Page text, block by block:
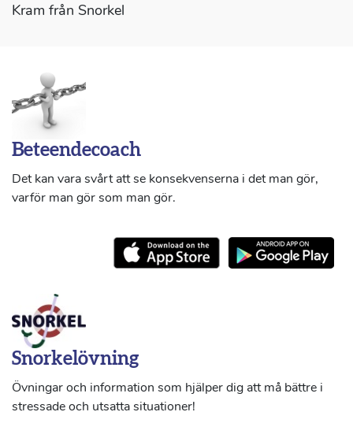
Kram från Snorkel
Beteendecoach
Det kan vara svårt att se konsekvenserna i det man gör,
varför man gör som man gör.
Snorkelövning
Övningar och information som hjälper dig att må bättre i
stressade och utsatta situationer!